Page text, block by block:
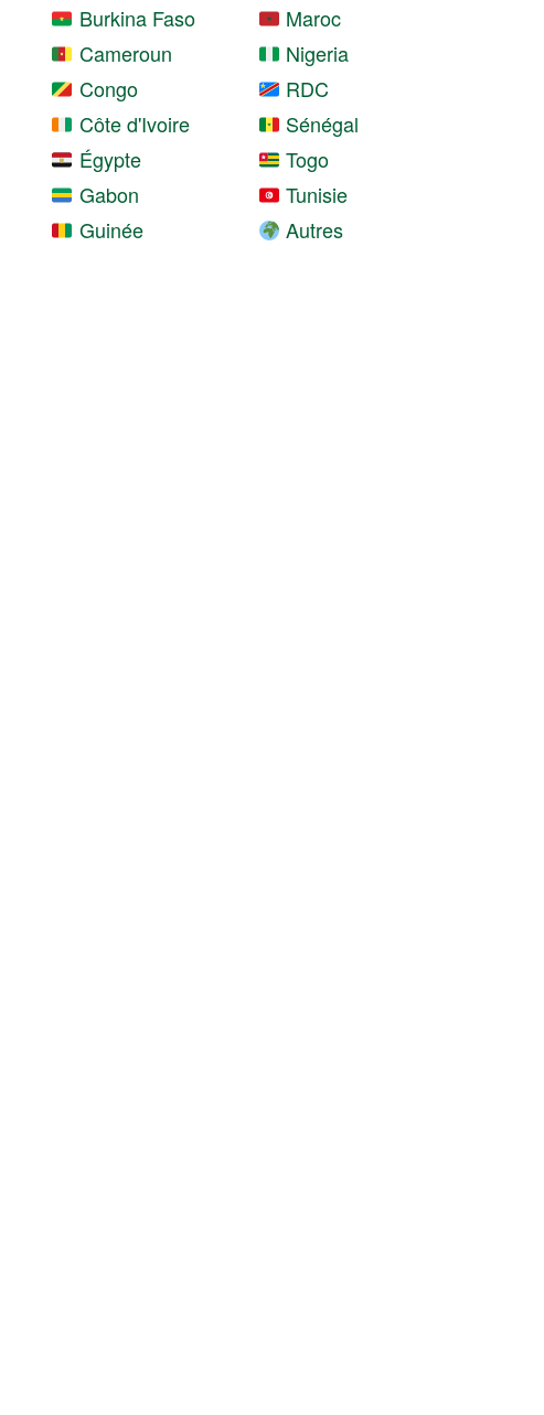
Burkina Faso
Cameroun
Congo
Côte d'Ivoire
Égypte
Gabon
Guinée
Maroc
Nigeria
RDC
Sénégal
Togo
Tunisie
Autres